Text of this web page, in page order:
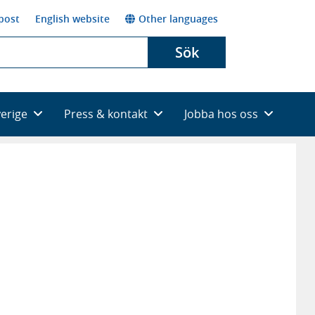
English website Other languages
Sök
Press & kontakt Jobba hos oss